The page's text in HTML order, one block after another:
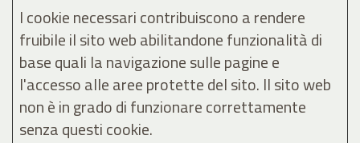
I cookie necessari contribuiscono a rendere
fruibile il sito web abilitandone funzionalità di
base quali la navigazione sulle pagine e
l'accesso alle aree protette del sito. Il sito web
non è in grado di funzionare correttamente
senza questi cookie.